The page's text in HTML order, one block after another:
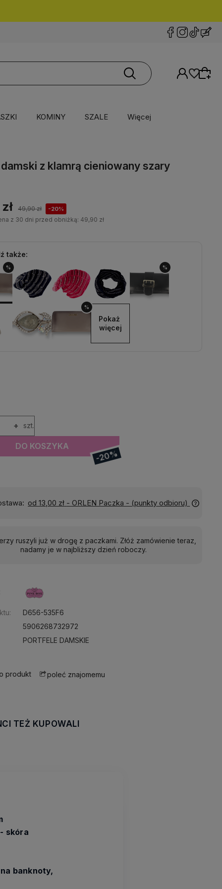
KOMINY SZALE Więcej
z klamrą cieniowany szary
49,90 zł -20%
z 30 dni przed obniżką: 49,90 zł
także:
% %
%
Pokaż
więcej
+ szt.
DO KOSZYKA
-20%
Wyślemy do Ciebie w: 24 godziny
ruszyli już w drogę z paczkami. Złóż zamówienie teraz,
nadamy je w najbliższy dzień roboczy.
D656-535F6
5906268732972
PORTFELE DAMSKIE
produkt poleć znajomemu
TEŻ KUPOWALI
skóra
banknoty,